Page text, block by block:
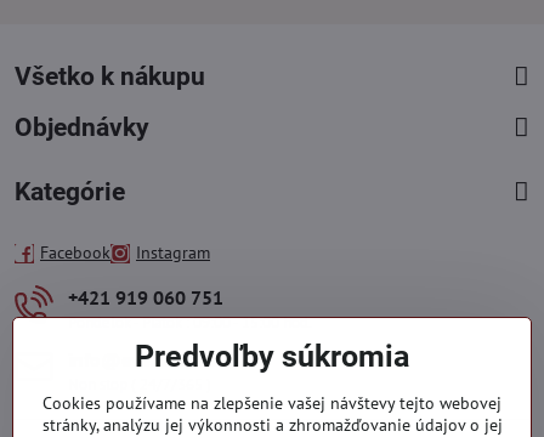
Všetko k nákupu
Objednávky
Kategórie
Facebook Instagram
+421 919 060 751
Pondelok - Piatok : 09:00 - 15:00 hod.
info​@everlady​.eu
Predvoľby súkromia
Cookies používame na zlepšenie vašej návštevy tejto webovej
stránky, analýzu jej výkonnosti a zhromažďovanie údajov o jej